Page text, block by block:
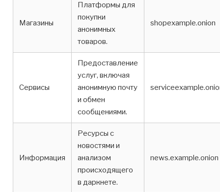
Магазины
Платформы для
покупки
анонимных
товаров.
shopexample.onion
Сервисы
Предоставление
услуг, включая
анонимную почту
и обмен
сообщениями.
Информация
Ресурсы с
новостями и
анализом
происходящего
в даркнете.
news.example.onion